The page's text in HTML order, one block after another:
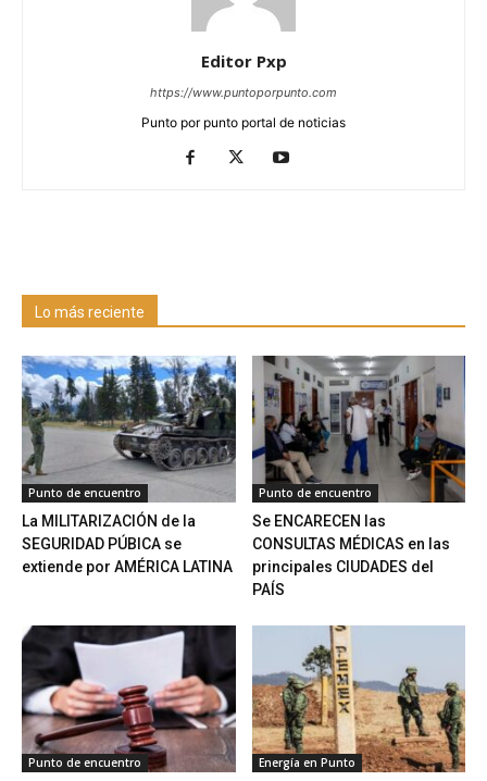
Editor Pxp
https://www.puntoporpunto.com
Punto por punto portal de noticias
Lo más reciente
Punto de encuentro
La MILITARIZACIÓN de la
SEGURIDAD PÚBICA se
extiende por AMÉRICA LATINA
Punto de encuentro
Se ENCARECEN las
CONSULTAS MÉDICAS en las
principales CIUDADES del
PAÍS
Punto de encuentro Energía en Punto